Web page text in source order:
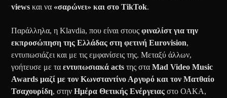
viewsκαι να «σαρώνει» και στο TikTok.
Παράλληλα, η Klavdia, που είναι στους φιναλίστ για την
εκπροσώπηση της Ελλάδας στη φετινή Eurovision,
εντυπωσιάζει και με τις εμφανίσεις της. Μεταξύ άλλων,
γοήτευσε με ταεντυπωσιακά actsτης σταMad Video Music
Awards μαζί με τον Κωνσταντίνο Αργυρό και τον Ματθαίο
Τσαχουρίδη, στηνΗμέρα Θετικής Ενέργειας στο ΟΑΚΑ,